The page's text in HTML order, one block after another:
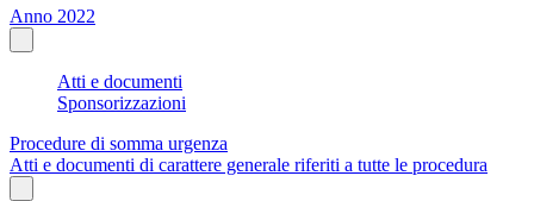
Anno 2022
Atti e documenti
Sponsorizzazioni
Procedure di somma urgenza
Atti e documenti di carattere generale riferiti a tutte le procedura